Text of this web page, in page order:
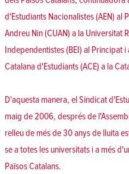
d'Estudiants Nacionalistes (AEN) al
Andreu Nin (CUAN) a la Universitat
Independentistes (BEI) al Principat
Catalana d'Estudiants (ACE) a la
D'aquesta manera, el Sindicat
maig de 2006, després de
relleu de més de 30 anys de lluita
se a totes les universitats i a més
Països Catalans.